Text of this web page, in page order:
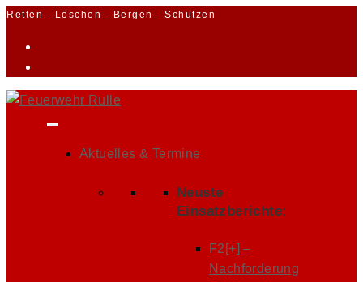
Zum
Retten - Löschen - Bergen - Schützen
Aktuelles & Termine
Neuste
Einsatzberichte:
F2[+] –
Nachforderung